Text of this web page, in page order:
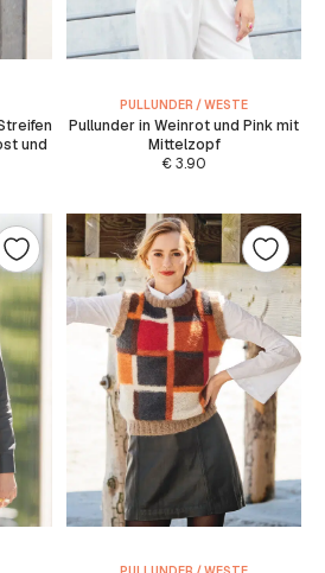
und
PULLUNDER / WESTE
Pullunder in Weinrot und Pink mit
Mittelzopf
€3.90